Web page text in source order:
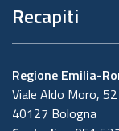
Recapiti
Regione Emilia-
Viale Aldo Moro, 52
40127 Bologna